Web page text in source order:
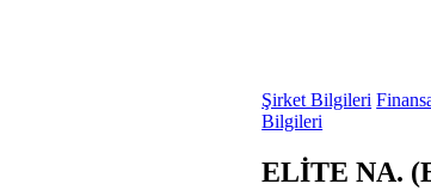
Şirket Bilgileri
Bilgileri
ELİTE NA.